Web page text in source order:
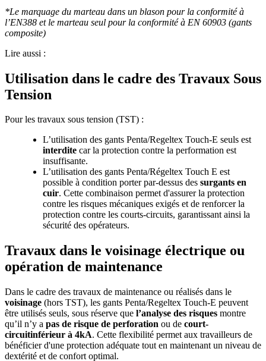
*Le marquage du marteau dans un blason pour la conformité à
l’EN388 et le marteau seul pour la conformité à EN 60903 (gants
composite)
Lire aussi :
Utilisation dans le cadre des Travaux Sous
Tension
Pour les travaux sous tension (TST) :
L’utilisation des gants Penta/Regeltex Touch-E seuls est
interdite car la protection contre la performation est
insuffisante.
L’utilisation des gants Penta/Régeltex Touch E est
possible à condition porter par-dessus des surgants en
cuir. Cette combinaison permet d'assurer la protection
contre les risques mécaniques exigés et de renforcer la
protection contre les courts-circuits, garantissant ainsi la
sécurité des opérateurs.
Travaux dans le voisinage électrique ou
opération de maintenance
Dans le cadre des travaux de maintenance ou réalisés dans le
voisinage (hors TST), les gants Penta/Regeltex Touch-E peuvent
être utilisés seuls, sous réserve que l’analyse des risques montre
qu’il n’y a pas de risque de perforation ou de court-
circuitinférieur à 4kA. Cette flexibilité permet aux travailleurs de
bénéficier d'une protection adéquate tout en maintenant un niveau de
dextérité et de confort optimal.